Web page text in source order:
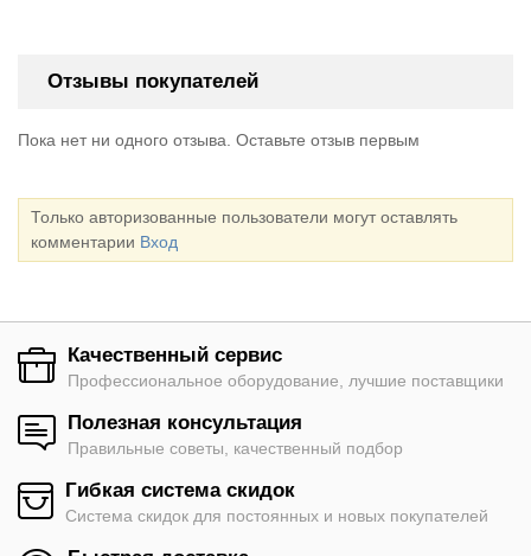
Отзывы покупателей
Пока нет ни одного отзыва. Оставьте отзыв первым
Только авторизованные пользователи могут оставлять
комментарии Вход
Качественный сервис
Профессиональное оборудование, лучшие поставщики
Полезная консультация
Правильные советы, качественный подбор
Гибкая система скидок
Система скидок для постоянных и новых покупателей